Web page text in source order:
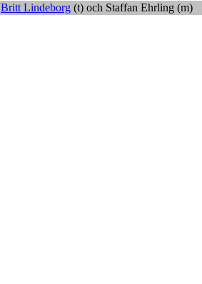
Britt Lindeborg (t) och Staffan Ehrling (m)